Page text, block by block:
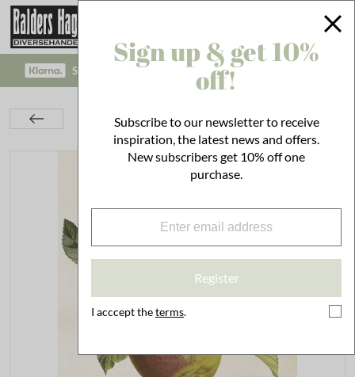
SAFE PAYMENT WITH KLARNA CHECKOUT!
Poster Apple Pink Lady
Sign up & get 10%
off!
Subscribe to our newsletter to receive
inspiration, the latest news and offers.
New subscribers get 10% off one
purchase.
Register
I acccept theterms.